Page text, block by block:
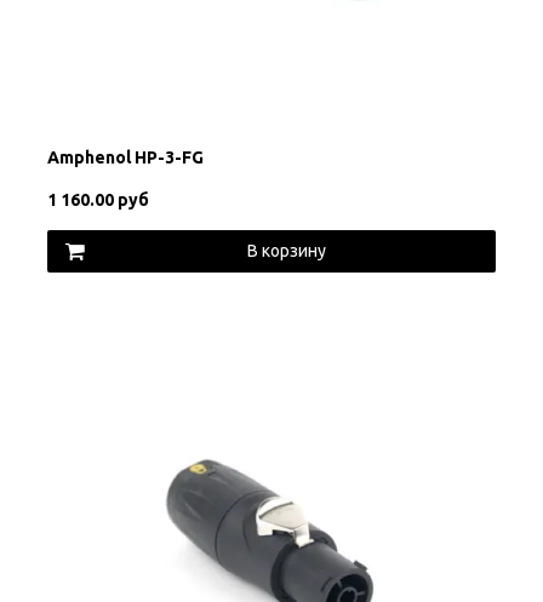
Amphenol HP-3-FG
1 160.00 руб
В корзину